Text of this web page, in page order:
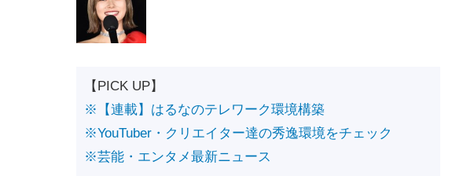
【PICK UP】
※【連載】はるなのテレワーク環境構築
※YouTuber・クリエイター達の秀逸環境をチェック
※芸能・エンタメ最新ニュース